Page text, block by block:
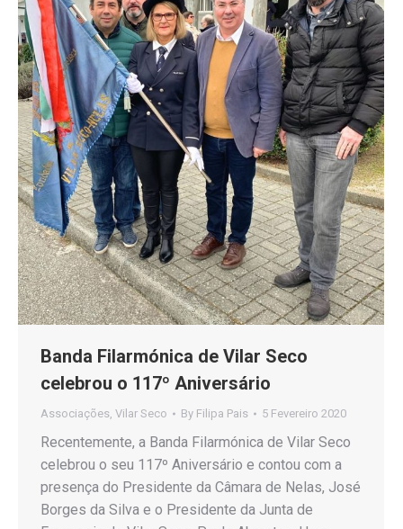
Banda Filarmónica de Vilar Seco
celebrou o 117º Aniversário
Associações Vilar Seco By Filipa Pais 5 Fevereiro 2020
Recentemente, a Banda Filarmónica de Vilar Seco
celebrou o seu 117º Aniversário e contou com a
presença do Presidente da Câmara de Nelas, José
Borges da Silva e o Presidente da Junta de